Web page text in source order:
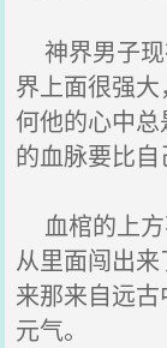
神界男子现
界上面很强
何他的心中
的血脉要比自
血棺的上方
从里面闯出
来那来自远
元气。